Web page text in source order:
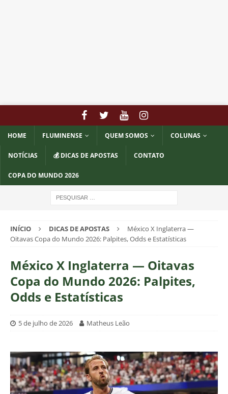
HOME FLUMINENSE QUEM SOMOS COLUNAS
NOTÍCIAS 💰 DICAS DE APOSTAS CONTATO
COPA DO MUNDO 2026
INÍCIO DICAS DE APOSTAS
México X Inglaterra —
Oitavas Copa do Mundo 2026: Palpites, Odds e Estatísticas
México X Inglaterra — Oitavas
Copa do Mundo 2026: Palpites,
Odds e Estatísticas
5 de julho de 2026 Matheus Leão